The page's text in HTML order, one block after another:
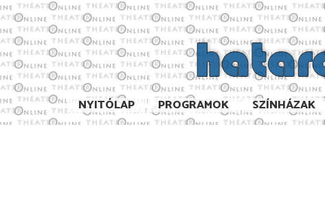
NYITÓLAP PROGRAMOK SZÍNHÁZAK